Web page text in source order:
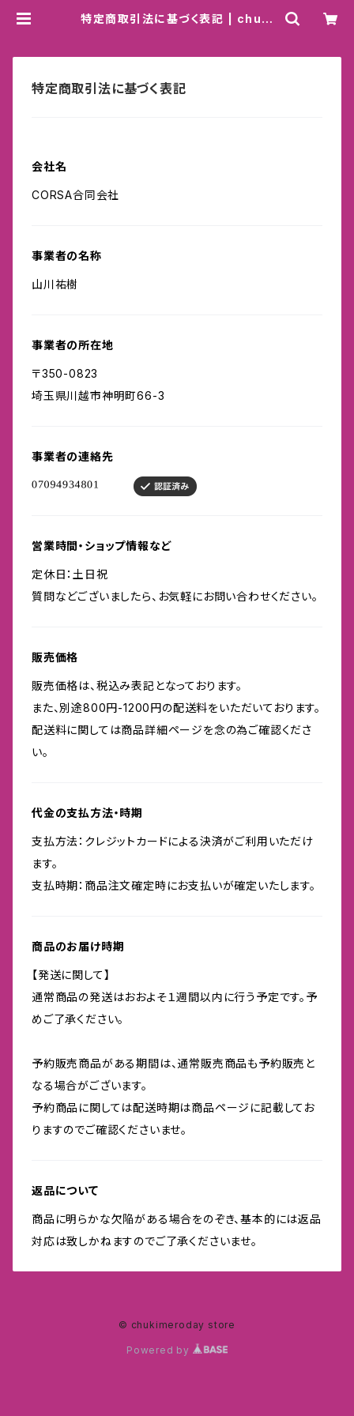
特定商取引法に基づく表記 | chuki
特定商取引法に基づく表記
会社名
CORSA合同会社
事業者の名称
山川祐樹
事業者の所在地
〒350-0823
埼玉県川越市神明町66-3
事業者の連絡先
営業時間・ショップ情報など
定休日：土日祝
質問などございましたら、お気軽にお問い合わせください。
販売価格
販売価格は、税込み表記となっております。
また、別途800円-1200円の配送料をいただいております。
配送料に関しては商品詳細ページを念の為ご確認くださ
い。
代金の支払方法・時期
支払方法：クレジットカードによる決済がご利用いただけ
ます。
支払時期：商品注文確定時にお支払いが確定いたします。
商品のお届け時期
【発送に関して】
通常商品の発送はおおよそ１週間以内に行う予定です。予
めご了承ください。
予約販売商品がある期間は、通常販売商品も予約販売と
なる場合がございます。
予約商品に関しては配送時期は商品ページに記載してお
りますのでご確認くださいませ。
返品について
商品に明らかな欠陥がある場合をのぞき、基本的には返品
対応は致しかねますのでご了承くださいませ。
© chukimeroday store
Powered by